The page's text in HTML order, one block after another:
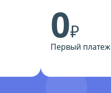
0₽
Первый платеж